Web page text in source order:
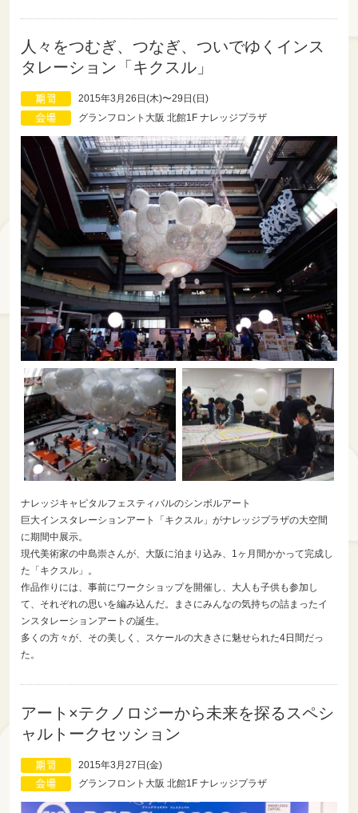
人々をつむぎ、つなぎ、ついでゆくインス
タレーション「キクスル」
2015年3月26日(木)〜29日(日)
グランフロント大阪 北館1F ナレッジプラザ
ナレッジキャピタルフェスティバルのシンボルアート
巨大インスタレーションアート「キクスル」がナレッジプラザの大空間
に期間中展示。
現代美術家の中島崇さんが、大阪に泊まり込み、1ヶ月間かかって完成し
た「キクスル」。
作品作りには、事前にワークショップを開催し、大人も子供も参加し
て、それぞれの思いを編み込んだ。まさにみんなの気持ちの詰まったイ
ンスタレーションアートの誕生。
多くの方々が、その美しく、スケールの大きさに魅せられた4日間だっ
た。
アート×テクノロジーから未来を探るスペシ
ャルトークセッション
2015年3月27日(金)
グランフロント大阪 北館1F ナレッジプラザ